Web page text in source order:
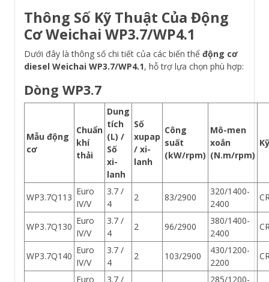
Thông Số Kỹ Thuật Của Động
Cơ Weichai WP3.7/WP4.1
Dưới đây là thông số chi tiết của các biến thể động cơ
diesel Weichai WP3.7/WP4.1, hỗ trợ lựa chọn phù hợp:
Dòng WP3.7
Mẫu động
cơ
Chuẩn
khí
thải
Dung
tích
(L) /
Số
xi-
lanh
Số
xupap
/ xi-
lanh
Công
suất
(kW/rpm)
Mô-men
xoắn
(N.m/rpm)
WP3.7Q113
Euro
IV/V
3.7 /
4
2 83/2900
320/1400-
2400
WP3.7Q130
Euro
IV/V
3.7 /
4
2 96/2900
380/1400-
2400
WP3.7Q140
Euro
IV/V
3.7 /
4
2 103/2900
430/1200-
2200
Euro
3.7 /
285/1200-